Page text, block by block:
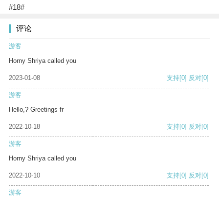
#18#
评论
游客
Horny Shriya called you
2023-01-08 支持[0] 反对[0]
游客
Hello,? Greetings fr
2022-10-18 支持[0] 反对[0]
游客
Horny Shriya called you
2022-10-10 支持[0] 反对[0]
游客